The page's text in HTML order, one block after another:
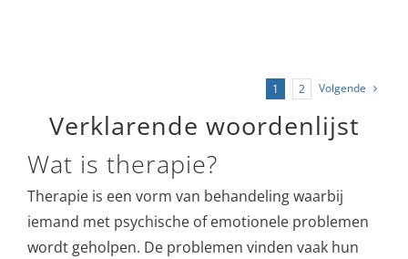
1 2 Volgende
Verklarende woordenlijst
Wat is therapie?
Therapie is een vorm van behandeling waarbij
iemand met psychische of emotionele problemen
wordt geholpen. De problemen vinden vaak hun